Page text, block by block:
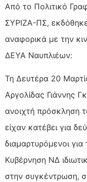
Από το Πολιτικό
ΣΥΡΙΖΑ-ΠΣ,
αναφορικά με την
ΔΕΥΑ Ναυπλιέων:
Τη Δευτέρα 20
Αργολίδας Γιάννης
ανοιχτή πρόσκληση
είχαν κατέβει για
διαμαρτυρόμενοι
Κυβέρνηση ΝΔ
στην συγκέντρωση,